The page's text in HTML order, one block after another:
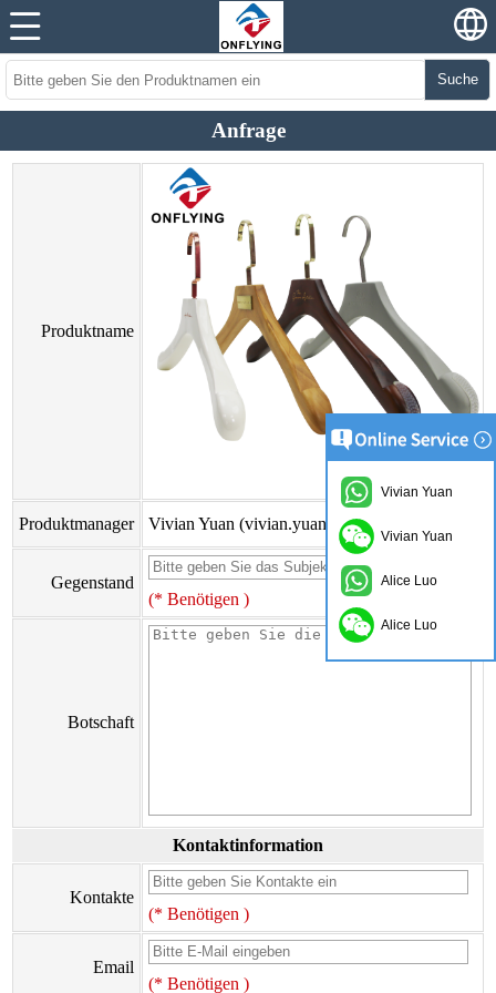
Suche
Anfrage
Produktname
Produktmanager Vivian Yuan (vivian.yuan@onflyingcn.com)
Gegenstand
(* Benötigen )
Botschaft
Kontaktinformation
Kontakte
(* Benötigen )
Email
(* Benötigen )
Vivian Yuan
Vivian Yuan
Alice Luo
Alice Luo